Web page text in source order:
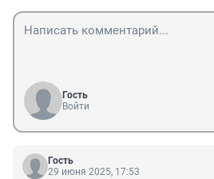
Гость
Войти
Гость
29 июня 2025, 17:53